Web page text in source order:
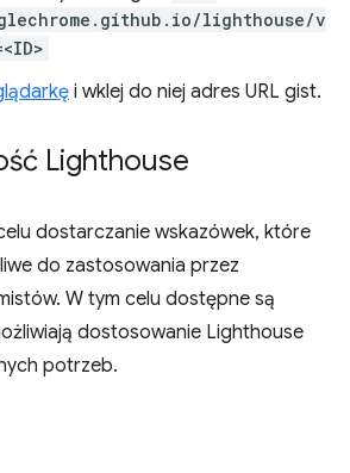
lighthouse/v
i wklej do niej adres URL gist.
Lighthouse
dostarczanie wskazówek, które
do zastosowania przez
W tym celu dostępne są
dostosowanie Lighthouse
potrzeb.